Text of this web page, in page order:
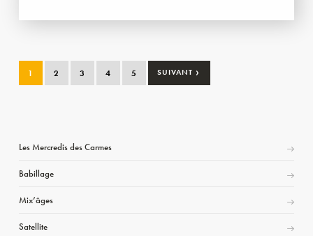
1 2 3 4 5 SUIVANT ›
Les Mercredis des Carmes
Babillage
Mix’âges
Satellite